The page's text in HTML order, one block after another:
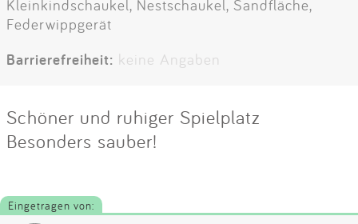
Kleinkindschaukel, Nestschaukel, Sandfläche,
Federwippgerät
Barrierefreiheit: keine Angaben
Schöner und ruhiger Spielplatz
Besonders sauber!
Eingetragen von: